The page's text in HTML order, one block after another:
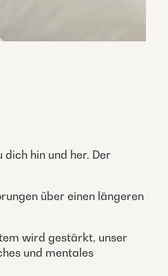
hin und her. Der
über einen längeren
wird gestärkt, unser
und mentales